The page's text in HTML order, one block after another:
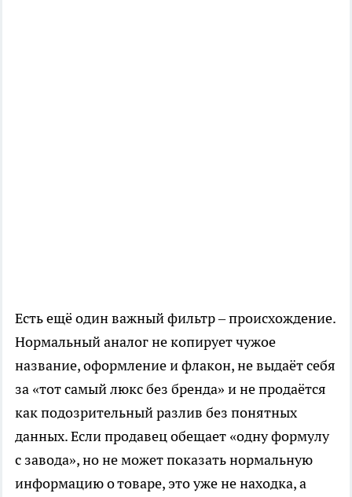
Есть ещё один важный фильтр – происхождение.
Нормальный аналог не копирует чужое
название, оформление и флакон, не выдаёт себя
за «тот самый люкс без бренда» и не продаётся
как подозрительный разлив без понятных
данных. Если продавец обещает «одну формулу
с завода», но не может показать нормальную
информацию о товаре, это уже не находка, а